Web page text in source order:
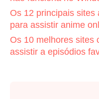
Os 12 principais sites
para assistir anime
Os 10 melhores sites
assistir a episódios